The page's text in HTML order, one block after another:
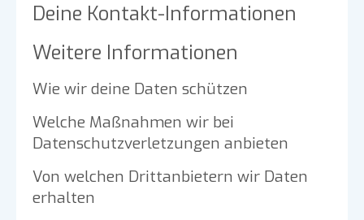
Deine Kontakt-Informationen
Weitere Informationen
Wie wir deine Daten schützen
Welche Maßnahmen wir bei
Datenschutzverletzungen anbieten
Von welchen Drittanbietern wir Daten
erhalten